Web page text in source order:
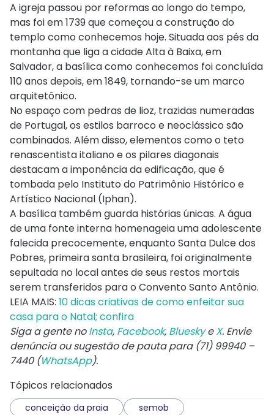
A igreja passou por reformas ao longo do tempo,
mas foi em 1739 que começou a construção do
templo como conhecemos hoje. Situada aos pés da
montanha que liga a cidade Alta à Baixa, em
Salvador, a basílica como conhecemos foi concluída
110 anos depois, em 1849, tornando-se um marco
arquitetônico.
No espaço com pedras de lioz, trazidas numeradas
de Portugal, os estilos barroco e neoclássico são
combinados. Além disso, elementos como o teto
renascentista italiano e os pilares diagonais
destacam a imponência da edificação, que é
tombada pelo Instituto do Patrimônio Histórico e
Artístico Nacional (Iphan).
A basílica também guarda histórias únicas. A água
de uma fonte interna homenageia uma adolescente
falecida precocemente, enquanto Santa Dulce dos
Pobres, primeira santa brasileira, foi originalmente
sepultada no local antes de seus restos mortais
serem transferidos para o Convento Santo Antônio.
LEIA MAIS: 10 dicas criativas de como enfeitar sua
casa para o Natal; confira
Siga a gente noInsta, Facebook, BlueskyeX. Envie
denúncia ou sugestão de pauta para (71) 99940 –
7440 (WhatsApp).
Tópicos relacionados
conceição da praia semob